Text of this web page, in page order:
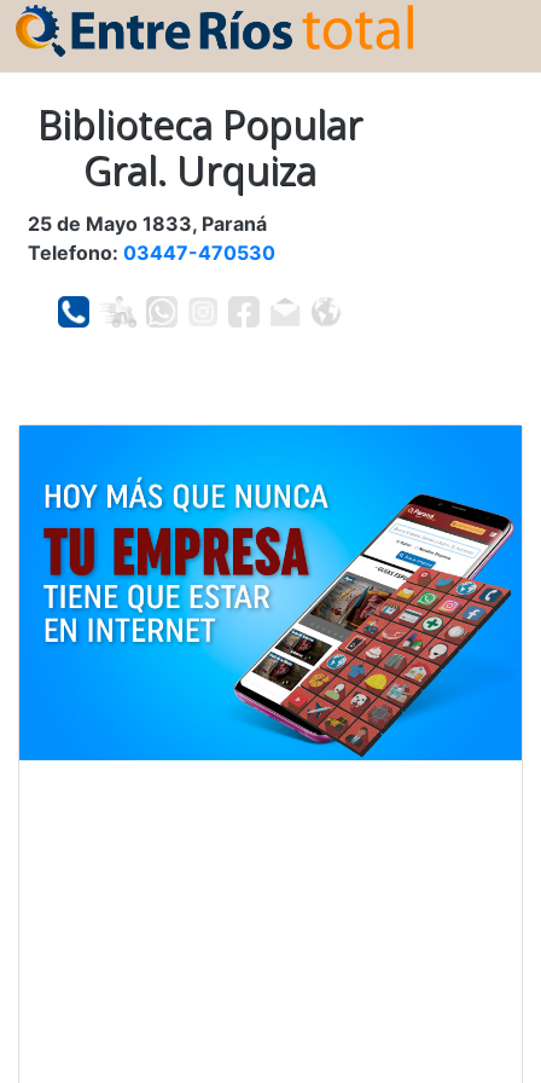
Biblioteca Popular
Gral. Urquiza
25 de Mayo 1833, Paraná
Telefono: 03447-470530